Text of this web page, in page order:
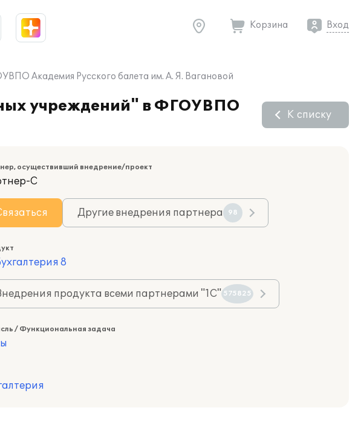
Корзина Вход
Академия Русского балета им. А. Я. Вагановой
учреждений" в ФГОУВПО
К списку
осуществивший внедрение/проект
С
Другие внедрения партнера 98
8
продукта всеми партнерами "1С" 575825
/ Функциональная задача